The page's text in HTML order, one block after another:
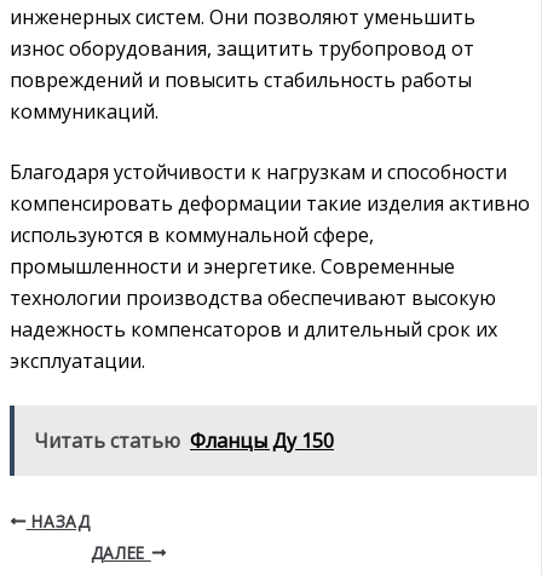
инженерных систем. Они позволяют уменьшить
износ оборудования, защитить трубопровод от
повреждений и повысить стабильность работы
коммуникаций.
Благодаря устойчивости к нагрузкам и способности
компенсировать деформации такие изделия активно
используются в коммунальной сфере,
промышленности и энергетике. Современные
технологии производства обеспечивают высокую
надежность компенсаторов и длительный срок их
эксплуатации.
Читать статью Фланцы Ду 150
НАЗАД
ДАЛЕЕ